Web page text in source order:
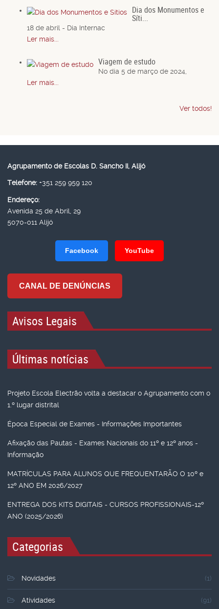
Dia dos Monumentos e
Síti...
18 de abril - Dia Internac
Ler mais...
Viagem de estudo
No dia 5 de março de 2024,
Ler mais...
Ver todos!
Agrupamento de Escolas D. Sancho II, Alijó
Telefone: +351 259 959 120
Endereço:
Avenida 25 de Abril, 29
5070-011 Alijó
Facebook YouTube
CANAL DE DENÚNCIAS
Avisos Legais
Últimas notícias
Projeto Escola Electrão volta a destacar o Agrupamento com o
1.º lugar distrital
Época Especial de Exames - Informações Importantes
Afixação das Pautas - Exames Nacionais do 11º e 12º anos -
Informação
MATRÍCULAS PARA ALUNOS QUE FREQUENTARÃO O 10º e
12º ANO EM 2026/2027
ENTREGA DOS KITS DIGITAIS - CURSOS PROFISSIONAIS-12º
ANO (2025/2026)
Categorias
Novidades (1)
Atividades (91)